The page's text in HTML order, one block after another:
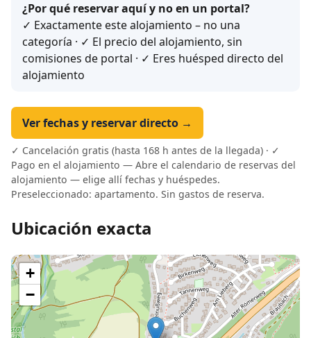
¿Por qué reservar aquí y no en un portal?
✓ Exactamente este alojamiento – no una
categoría · ✓ El precio del alojamiento, sin
comisiones de portal · ✓ Eres huésped directo del
alojamiento
Ver fechas y reservar directo →
✓ Cancelación gratis (hasta 168 h antes de la llegada) · ✓
Pago en el alojamiento — Abre el calendario de reservas del
alojamiento — elige allí fechas y huéspedes.
Preseleccionado: apartamento. Sin gastos de reserva.
Ubicación exacta
+
−